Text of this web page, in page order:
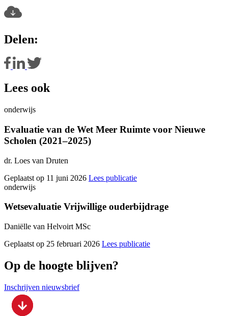
Delen:
Lees ook
onderwijs
Evaluatie van de Wet Meer Ruimte voor Nieuwe
Scholen (2021–2025)
dr. Loes van Druten
Geplaatst op 11 juni 2026 Lees publicatie
onderwijs
Wetsevaluatie Vrijwillige ouderbijdrage
Daniëlle van Helvoirt MSc
Geplaatst op 25 februari 2026 Lees publicatie
Op de hoogte blijven?
Inschrijven nieuwsbrief